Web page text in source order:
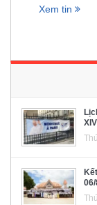
Xem tin